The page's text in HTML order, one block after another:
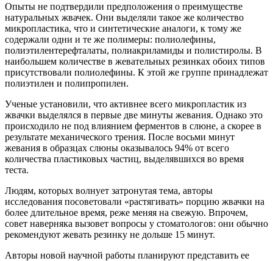
Опыты не подтвердили предположения о преимуществе
натуральных жвачек. Они выделяли такое же количество
микропластика, что и синтетические аналоги, к тому же
содержали одни и те же полимеры: полиолефины,
полиэтилентерефталаты, полиакриламиды и полистиролы. В
наибольшем количестве в жевательных резинках обоих типов
присутствовали полиолефины. К этой же группе принадлежат
полиэтилен и полипропилен.
Ученые установили, что активнее всего микропластик из
жвачки выделялся в первые две минуты жевания. Однако это
происходило не под влиянием ферментов в слюне, а скорее в
результате механического трения. После восьми минут
жевания в образцах слюны оказывалось 94% от всего
количества пластиковых частиц, выделявшихся во время
теста.
Людям, которых волнует затронутая тема, авторы
исследования посоветовали «растягивать» порцию жвачки на
более длительное время, реже меняя на свежую. Впрочем,
совет наверняка вызовет вопросы у стоматологов: они обычно
рекомендуют жевать резинку не дольше 15 минут.
Авторы новой научной работы планируют представить ее